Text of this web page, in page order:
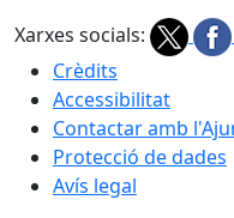
Xarxes socials:
Crèdits
Accessibilitat
Contactar amb
Protecció de dades
Avís legal